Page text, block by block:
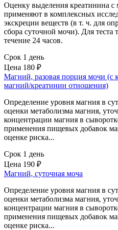
Оценку выделения креатинина с
применяют в комплексных
экскреции веществ (в т. ч. для
сбора суточной мочи). Для теста
течение 24 часов.
Срок 1 день
Цена 180 ₽
Магний, разовая порция мочи (с
магний/креатинин отношения)
Определение уровня магния в
оценки метаболизма магния,
концентрации магния в
применения пищевых добавок
оценке риска...
Срок 1 день
Цена 190 ₽
Магний, суточная моча
Определение уровня магния в
оценки метаболизма магния,
концентрации магния в
применения пищевых добавок
оценке риска...